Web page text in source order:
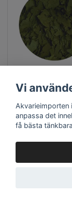
Lösvikt i plastburk
1200 ml / 2500 ml /
För växtätande
Vi
Akvarieimporten
anpassa det
få bästa